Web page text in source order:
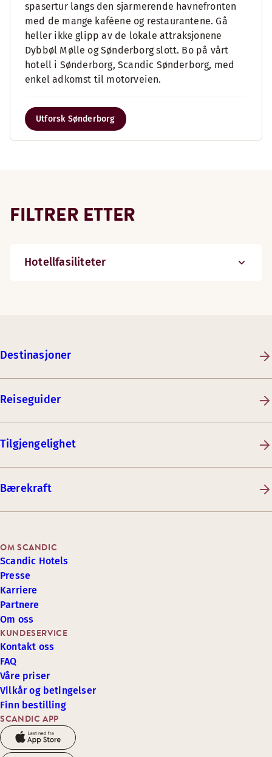
spasertur langs den sjarmerende havnefronten
med de mange kaféene og restaurantene. Gå
heller ikke glipp av de lokale attraksjonene
Dybbøl Mølle og Sønderborg slott. Bo på vårt
hotell i Sønderborg, Scandic Sønderborg, med
enkel adkomst til motorveien.
Utforsk Sønderborg
FILTRER ETTER
Hotellfasiliteter
Destinasjoner
Reiseguider
Tilgjengelighet
Bærekraft
SCANDIC APP
KUNDESERVICE
Kontakt oss
FAQ
Våre priser
Vilkår og betingelser
Finn bestilling
OM SCANDIC
Scandic Hotels
Presse
Karriere
Partnere
Om oss